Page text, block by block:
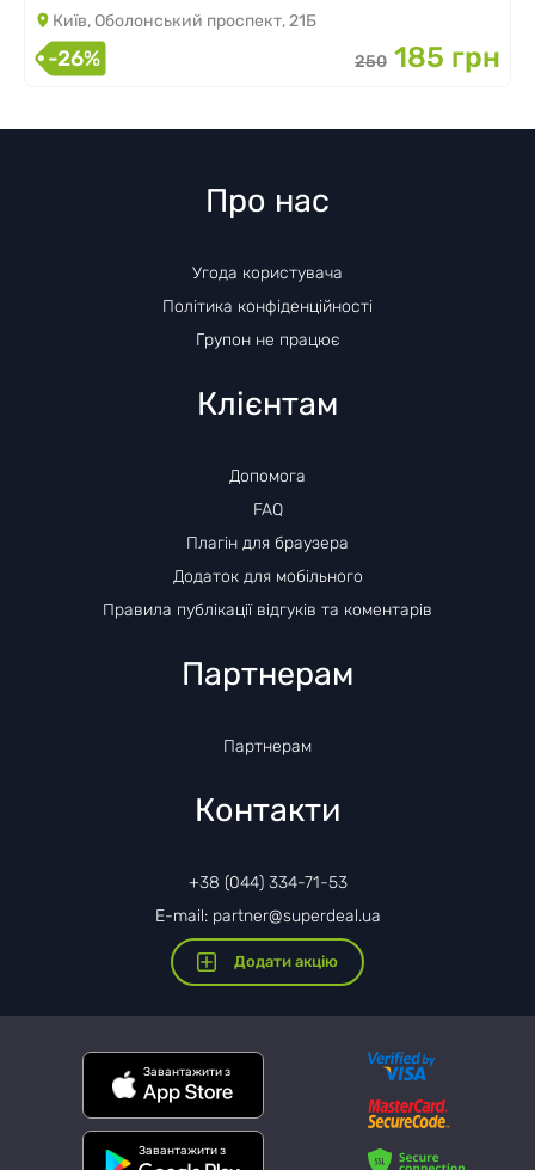
Київ, Оболонський проспект, 21Б
-26% 250 185 грн
Про нас
Угода користувача
Політика конфіденційності
Групон не працює
Клієнтам
Допомога
FAQ
Плагін для браузера
Додаток для мобільного
Правила публікації відгуків та коментарів
Партнерам
Партнерам
Контакти
+38 (044) 334-71-53
E-mail: partner@superdeal.ua
Додати акцію
Завантажити з
Завантажити з